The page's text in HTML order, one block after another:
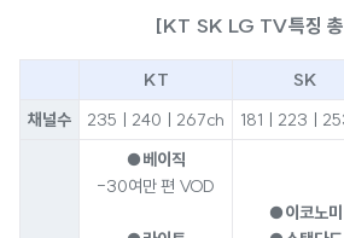
[KT SK LG TV특징
KT SK
채널수
235ㅣ240ㅣ267ch 181ㅣ223ㅣ
●베이직
-30여만 편 VOD
●이코노미